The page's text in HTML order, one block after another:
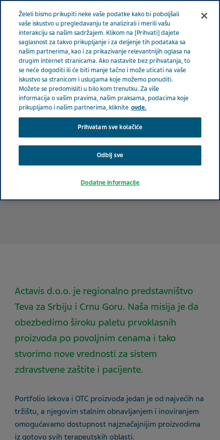
SRBIJA
Serbia O nama Prodaja i marketing
Prodaja i marketing
Actavis d.o.o. je regionalno predstavništvo
Teva za Srbiju i Crnu Goru. Naša misija je da
obezbedimo široku paletu prvoklasnih
proizvoda po povoljnim cenama i tako
stvorimo nove vrednosti za sistem
zdravstvene zaštite i pacijente.
Portfolio lekova i OTC proizvoda jedan je od najvećih na
tržištu, a njegovim stalnim obnavljanjem i inoviranjem
omogućavamo dostupnost najznačajnijim proizvodima
iz gotovo svih terapeutskih oblasti.
Želeli bismo prikupiti neke vaše podatke kako bi poboljšali
vaše iskustvo u pregledavanju te analizirali i merili vašu
interakciju sa našim sadržajem. Klikom na [Prihvati] dajete
saglasnost za takvo prikupljanje i za deljenje tih podataka sa
našim partnerima, kao i za prikazivanje relevantnijih oglasa na
drugim internet stranicama. Ako nastavite bez prihvatanja, to
se neće dogoditi ili će biti manje tačno i može uticati na vaše
iskustvo sa stranicom i uslugama koje možemo ponuditi.
Možete se predomisliti u bilo kom trenutku. Za više
informacija o vašim pravima, našim praksama, podacima koje
prikupljamo i našim partnerima, kliknite ovde.
Prihvatam sve kolačiće
Odbij sve
Dodatne informacije